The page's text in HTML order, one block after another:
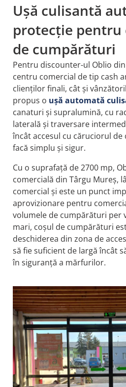
Ușă culisantă
protecție pentru
de cumpărături
Pentru discounter-ul Oblio
centru comercial de tip cash
clienților finali, cât și
propus o ușă automată
canaturi și supralumină, cu
laterală și traversare
încât accesul cu căruciorul
facă simplu și sigur.
Cu o suprafață de 2700 mp,
comercială din Târgu Mureș,
comercial și este un punct
aprovizionare pentru
volumele de cumpărături per
mari, coșul de cumpărături
deschiderea din zona de
să fie suficient de largă încât
în siguranță a mărfurilor.